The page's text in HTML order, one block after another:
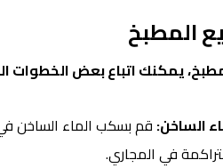
المطبخ
يمكنك اتباع بعض الخطوات
الساخن: قم بسكب الماء الساخن
في المجاري.